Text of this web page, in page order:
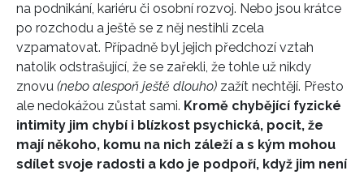
na podnikání, kariéru či osobní rozvoj. Nebo jsou krátce
po rozchodu a ještě se z něj nestihli zcela
vzpamatovat. Případně byl jejich předchozí vztah
natolik odstrašující, že se zařekli, že tohle už nikdy
znovu (nebo alespoň ještě dlouho) zažít nechtějí. Přesto
ale nedokážou zůstat sami. Kromě chybějící fyzické
intimity jim chybí i blízkost psychická, pocit, že
mají někoho, komu na nich záleží a s kým mohou
sdílet svoje radosti a kdo je podpoří, když jim není